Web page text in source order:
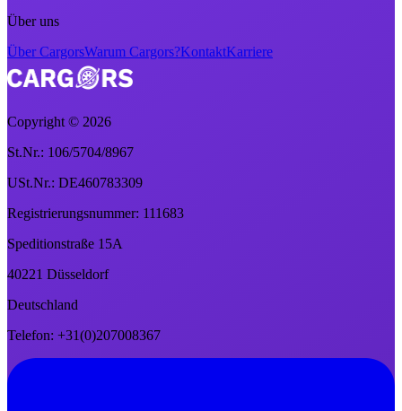
Über uns
Über CargorsWarum Cargors?KontaktKarriere
Copyright © 2026
St.Nr.: 106/5704/8967
USt.Nr.: DE460783309
Registrierungsnummer: 111683
Speditionstraße 15A
40221 Düsseldorf
Deutschland
Telefon: +31(0)207008367